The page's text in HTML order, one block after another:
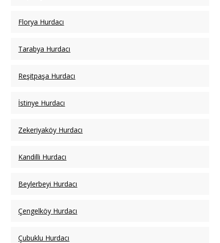
Florya Hurdacı
Tarabya Hurdacı
Reşitpaşa Hurdacı
İstinye Hurdacı
Zekeriyaköy Hurdacı
Kandilli Hurdacı
Beylerbeyi Hurdacı
Çengelköy Hurdacı
Çubuklu Hurdacı